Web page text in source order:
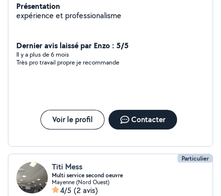
Présentation
expérience et professionalisme
Dernier avis laissé par Enzo : 5/5
Il y a plus de 6 mois
Très pro travail propre je recommande
Voir le profil Contacter
Particulier
Titi Mess
Multi service second oeuvre
Mayenne (Nord Ouest)
4/5 (2 avis)